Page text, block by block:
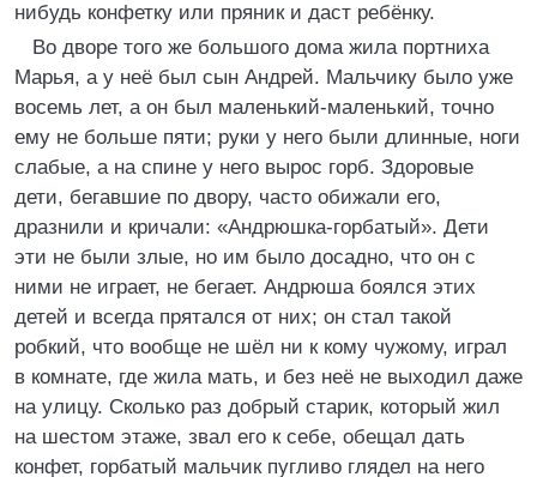
нибудь конфетку или пряник и даст ребёнку.
Во дворе того же большого дома жила портниха
Марья, а у неё был сын Андрей. Мальчику было уже
восемь лет, а он был маленький-маленький, точно
ему не больше пяти; руки у него были длинные, ноги
слабые, а на спине у него вырос горб. Здоровые
дети, бегавшие по двору, часто обижали его,
дразнили и кричали: «Андрюшка-горбатый». Дети
эти не были злые, но им было досадно, что он с
ними не играет, не бегает. Андрюша боялся этих
детей и всегда прятался от них; он стал такой
робкий, что вообще не шёл ни к кому чужому, играл
в комнате, где жила мать, и без неё не выходил даже
на улицу. Сколько раз добрый старик, который жил
на шестом этаже, звал его к себе, обещал дать
конфет, горбатый мальчик пугливо глядел на него